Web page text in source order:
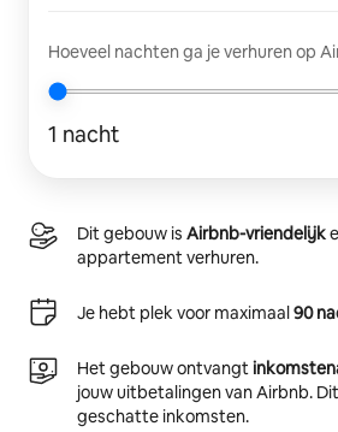
Hoeveel nachten ga je verhuren op
1 nacht
Dit gebouw is Airbnb-vriendelijk
appartement verhuren.
Je hebt plek voor maximaal90
Het gebouw ontvangt
jouw uitbetalingen van Airbnb.
geschatte inkomsten.